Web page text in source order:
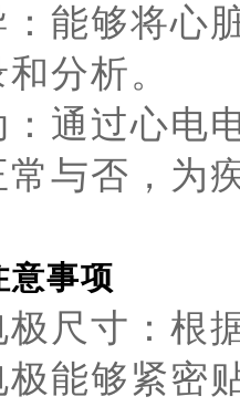
能够将心
分析。
：通过心电
与否，为
意事项
尺寸：根
极能够紧密